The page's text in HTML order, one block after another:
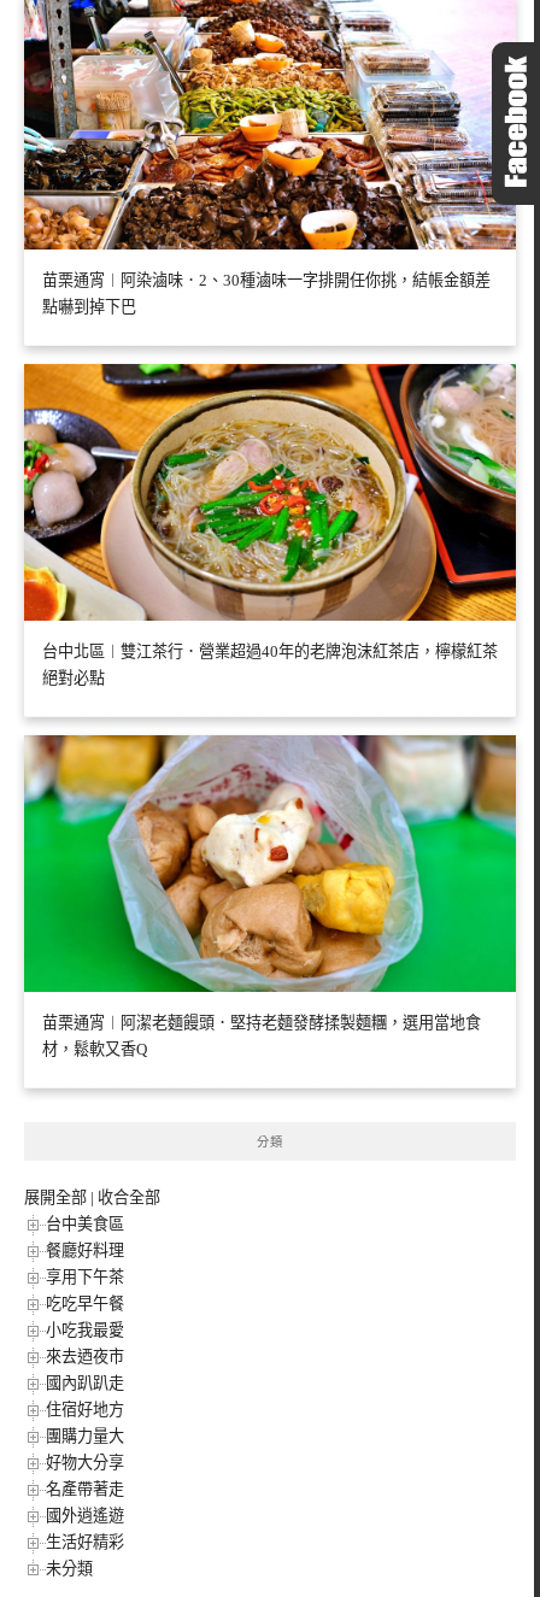
苗栗通宵︱阿染滷味．2、30種滷味一字排開任你挑，結帳金額差
點嚇到掉下巴
台中北區︱雙江茶行．營業超過40年的老牌泡沫紅茶店，檸檬紅茶
絕對必點
苗栗通宵︱阿潔老麵饅頭．堅持老麵發酵揉製麵糰，選用當地食
材，鬆軟又香Q
分類
展開全部 | 收合全部
台中美食區
餐廳好料理
享用下午茶
吃吃早午餐
小吃我最愛
來去迺夜市
國內趴趴走
住宿好地方
團購力量大
好物大分享
名產帶著走
國外逍遙遊
生活好精彩
未分類